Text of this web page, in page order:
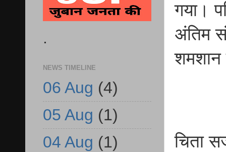
गया।
अंतिम
शमशान
चिता
.
NEWS TIMELINE
06 Aug (4)
05 Aug (1)
04 Aug (1)